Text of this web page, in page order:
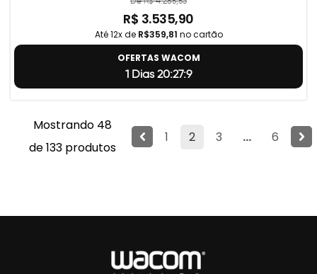
R$ 3.535,90
Até 12x de R$359,81 no cartão
OFERTAS WACOM
1 Dias 20:27:8
1 2 3 ... 6
Mostrando 48
de 133 produtos